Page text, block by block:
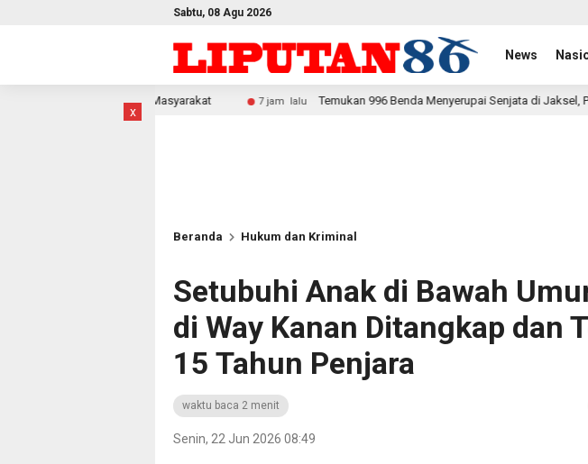
Sabtu, 08 Agu 2026
News
x
7 jam lalu Temukan 996 Benda Menyerupai Senjata di Jaksel, Polda Metro Jaya Sita dan
Beranda Hukum dan Kriminal
Setubuhi Anak di Bawah
di Way Kanan Ditangkap dan
15 Tahun Penjara
waktu baca 2 menit
Senin, 22 Jun 2026 08:49